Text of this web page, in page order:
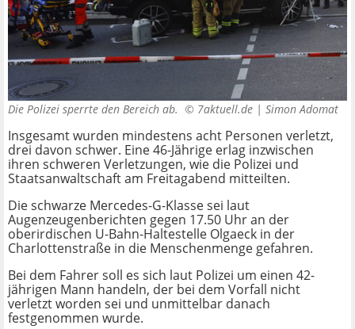
Die Polizei sperrte den Bereich ab. © 7aktuell.de | Simon Adomat
Insgesamt wurden mindestens acht Personen verletzt,
drei davon schwer. Eine 46-Jährige erlag inzwischen
ihren schweren Verletzungen, wie die Polizei und
Staatsanwaltschaft am Freitagabend mitteilten.
Die schwarze Mercedes-G-Klasse sei laut
Augenzeugenberichten gegen 17.50 Uhr an der
oberirdischen U-Bahn-Haltestelle Olgaeck in der
Charlottenstraße in die Menschenmenge gefahren.
Bei dem Fahrer soll es sich laut Polizei um einen 42-
jährigen Mann handeln, der bei dem Vorfall nicht
verletzt worden sei und unmittelbar danach
festgenommen wurde.